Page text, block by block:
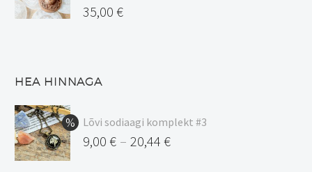
35,00 €
HEA HINNAGA
Lõvi sodiaagi komplekt #3
9,00 € – 20,44 €